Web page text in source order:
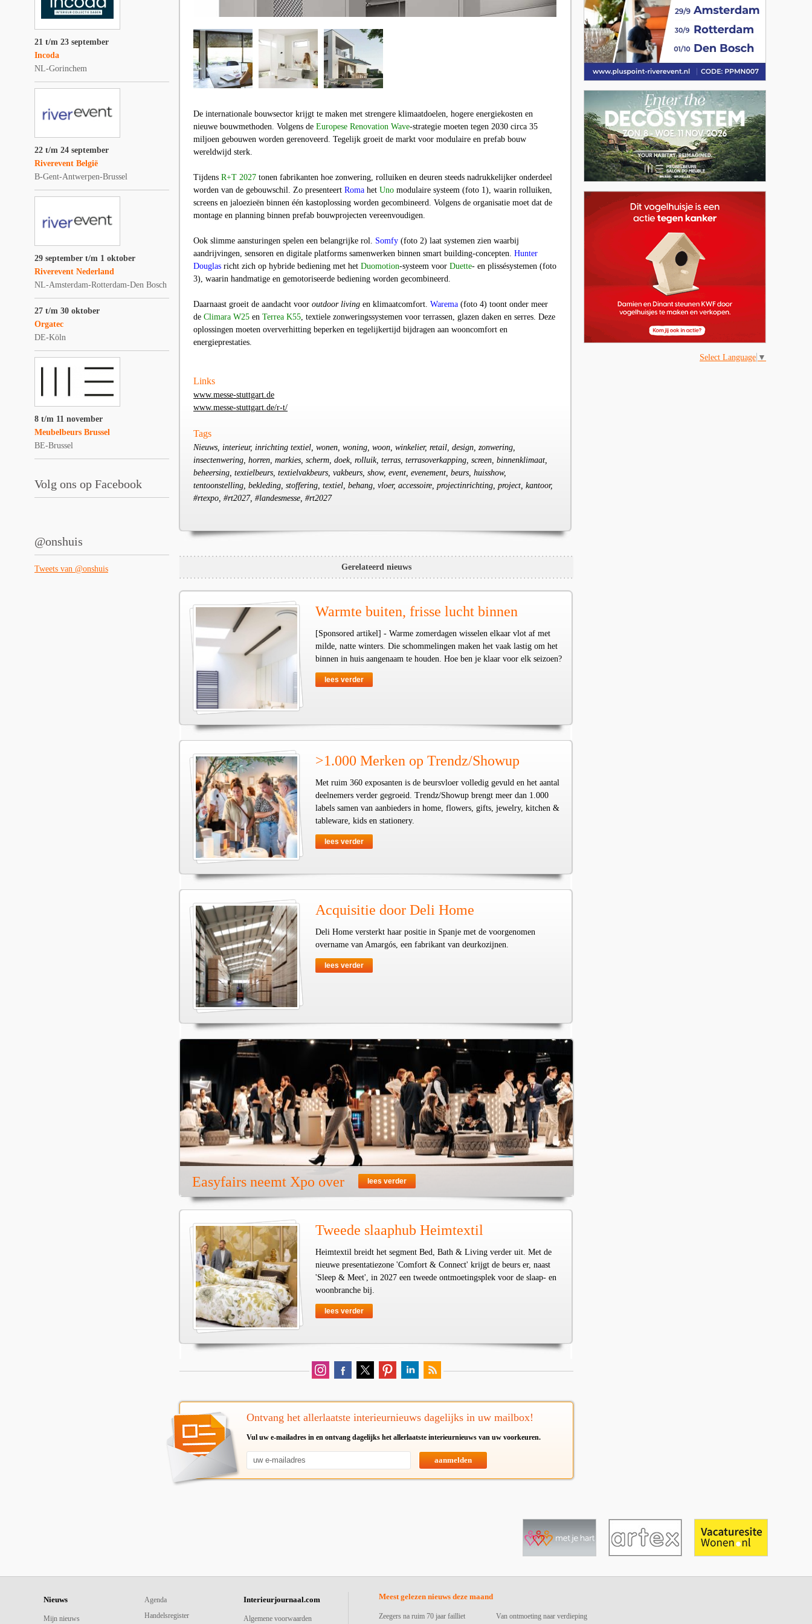
21 t/m 23 september
Incoda
NL-Gorinchem
22 t/m 24 september
Riverevent België
B-Gent-Antwerpen-Brussel
29 september t/m 1 oktober
Riverevent Nederland
NL-Amsterdam-Rotterdam-Den Bosch
27 t/m 30 oktober
Orgatec
DE-Köln
8 t/m 11 november
Meubelbeurs Brussel
BE-Brussel
Volg ons op Facebook
@onshuis
Tweets van @onshuis
De internationale bouwsector krijgt te maken met strengere klimaatdoelen, hogere energiekosten en
nieuwe bouwmethoden. Volgens de Europese Renovation Wave-strategie moeten tegen 2030 circa 35
miljoen gebouwen worden gerenoveerd. Tegelijk groeit de markt voor modulaire en prefab bouw
wereldwijd sterk.
Tijdens R+T 2027 tonen fabrikanten hoe zonwering, rolluiken en deuren steeds nadrukkelijker onderdeel
worden van de gebouwschil. Zo presenteert Roma het Uno modulaire systeem (foto 1), waarin rolluiken,
screens en jaloezieën binnen één kastoplossing worden gecombineerd. Volgens de organisatie moet dat de
montage en planning binnen prefab bouwprojecten vereenvoudigen.
Ook slimme aansturingen spelen een belangrijke rol. Somfy (foto 2) laat systemen zien waarbij
aandrijvingen, sensoren en digitale platforms samenwerken binnen smart building-concepten. Hunter
Douglas richt zich op hybride bediening met het Duomotion-systeem voor Duette- en plissésystemen (foto
3), waarin handmatige en gemotoriseerde bediening worden gecombineerd.
Daarnaast groeit de aandacht voor outdoor living en klimaatcomfort. Warema (foto 4) toont onder meer
de Climara W25 en Terrea K55, textiele zonweringssystemen voor terrassen, glazen daken en serres. Deze
oplossingen moeten oververhitting beperken en tegelijkertijd bijdragen aan wooncomfort en
energieprestaties.
Links
www.messe-stuttgart.de
www.messe-stuttgart.de/r-t/
Tags
Nieuws, interieur, inrichting textiel, wonen, woning, woon, winkelier, retail, design, zonwering,
insectenwering, horren, markies, scherm, doek, rolluik, terras, terrasoverkapping, screen, binnenklimaat,
beheersing, textielbeurs, textielvakbeurs, vakbeurs, show, event, evenement, beurs, huisshow,
tentoonstelling, bekleding, stoffering, textiel, behang, vloer, accessoire, projectinrichting, project, kantoor,
#rtexpo, #rt2027, #landesmesse, #rt2027
Gerelateerd nieuws
Warmte buiten, frisse lucht binnen
[Sponsored artikel] - Warme zomerdagen wisselen elkaar vlot af met
milde, natte winters. Die schommelingen maken het vaak lastig om het
binnen in huis aangenaam te houden. Hoe ben je klaar voor elk seizoen?
lees verder
>1.000 Merken op Trendz/Showup
Met ruim 360 exposanten is de beursvloer volledig gevuld en het aantal
deelnemers verder gegroeid. Trendz/Showup brengt meer dan 1.000
labels samen van aanbieders in home, flowers, gifts, jewelry, kitchen &
tableware, kids en stationery.
lees verder
Acquisitie door Deli Home
Deli Home versterkt haar positie in Spanje met de voorgenomen
overname van Amargós, een fabrikant van deurkozijnen.
lees verder
Easyfairs neemt Xpo over lees verder
Tweede slaaphub Heimtextil
Heimtextil breidt het segment Bed, Bath & Living verder uit. Met de
nieuwe presentatiezone 'Comfort & Connect' krijgt de beurs er, naast
'Sleep & Meet', in 2027 een tweede ontmoetingsplek voor de slaap- en
woonbranche bij.
lees verder
Ontvang het allerlaatste interieurnieuws dagelijks in uw mailbox!
Vul uw e-mailadres in en ontvang dagelijks het allerlaatste interieurnieuws van uw voorkeuren.
aanmelden
Select Language ▼
Nieuws
Mijn nieuws
Agenda
Handelsregister
Interieurjournaal.com
Algemene voorwaarden
Meest gelezen nieuws deze maand
Zeegers na ruim 70 jaar failliet Van ontmoeting naar verdieping